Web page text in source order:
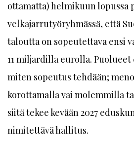
ottamatta) helmikuun lopussa
velkajarrutyöryhmässä, että
taloutta on sopeutettava ensi
11 miljardilla eurolla. Puolueet
miten sopeutus tehdään;
korottamalla vai molemmilla
siitä tekee kevään 2027
nimitettävä hallitus.